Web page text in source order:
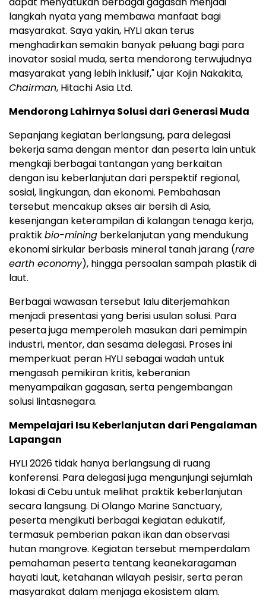
langkah nyata yang membawa manfaat bagi
masyarakat. Saya yakin, HYLI akan terus
menghadirkan semakin banyak peluang bagi para
inovator sosial muda, serta mendorong terwujudnya
masyarakat yang lebih inklusif," ujar Kojin Nakakita,
Chairman, Hitachi Asia Ltd.
Mendorong Lahirnya Solusi dari Generasi Muda
Sepanjang kegiatan berlangsung, para delegasi
bekerja sama dengan mentor dan peserta lain untuk
mengkaji berbagai tantangan yang berkaitan
dengan isu keberlanjutan dari perspektif regional,
sosial, lingkungan, dan ekonomi. Pembahasan
tersebut mencakup akses air bersih di Asia,
kesenjangan keterampilan di kalangan tenaga kerja,
praktikbio-mining berkelanjutan yang mendukung
ekonomi sirkular berbasis mineral tanah jarang (rare
earth economy), hingga persoalan sampah plastik di
laut.
Berbagai wawasan tersebut lalu diterjemahkan
menjadi presentasi yang berisi usulan solusi. Para
peserta juga memperoleh masukan dari pemimpin
industri, mentor, dan sesama delegasi. Proses ini
memperkuat peran HYLI sebagai wadah untuk
mengasah pemikiran kritis, keberanian
menyampaikan gagasan, serta pengembangan
solusi lintasnegara.
Mempelajari Isu Keberlanjutan dari Pengalaman
Lapangan
HYLI 2026 tidak hanya berlangsung di ruang
konferensi. Para delegasi juga mengunjungi sejumlah
lokasi di Cebu untuk melihat praktik keberlanjutan
secara langsung. Di Olango Marine Sanctuary,
peserta mengikuti berbagai kegiatan edukatif,
termasuk pemberian pakan ikan dan observasi
hutan mangrove. Kegiatan tersebut memperdalam
pemahaman peserta tentang keanekaragaman
hayati laut, ketahanan wilayah pesisir, serta peran
masyarakat dalam menjaga ekosistem alam.